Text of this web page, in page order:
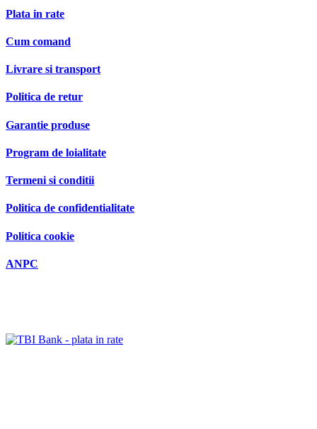
Plata in rate
Cum comand
Livrare si transport
Politica de retur
Garantie produse
Program de loialitate
Termeni si conditii
Politica de confidentialitate
Politica cookie
ANPC